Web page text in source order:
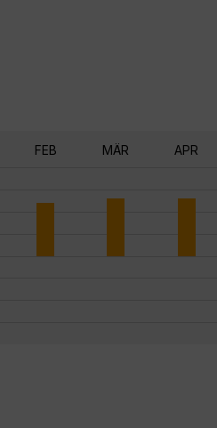
FEB MÄR APR